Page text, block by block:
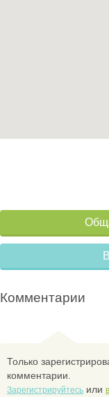
Комментарии
Только
комментарии.
Зарегистрируйтесь или